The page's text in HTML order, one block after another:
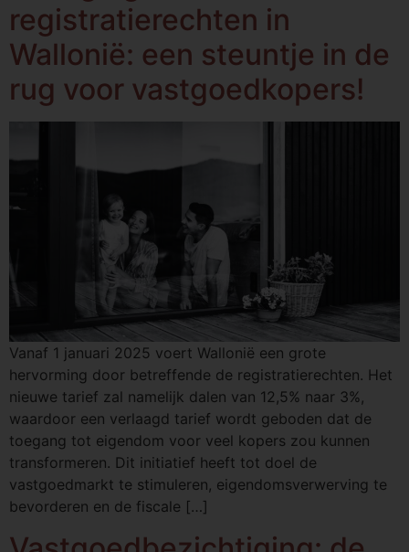
registratierechten in
Wallonië: een steuntje in de
rug voor vastgoedkopers!
Vanaf 1 januari 2025 voert Wallonië een grote
hervorming door betreffende de registratierechten. Het
nieuwe tarief zal namelijk dalen van 12,5% naar 3%,
waardoor een verlaagd tarief wordt geboden dat de
toegang tot eigendom voor veel kopers zou kunnen
transformeren. Dit initiatief heeft tot doel de
vastgoedmarkt te stimuleren, eigendomsverwerving te
bevorderen en de fiscale […]